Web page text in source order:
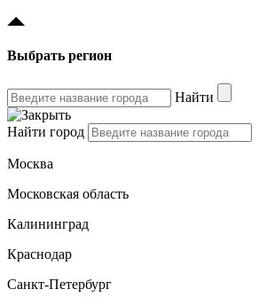
Выбрать регион
Найти
Найти город
Москва
Московская область
Калининград
Краснодар
Санкт-Петербург